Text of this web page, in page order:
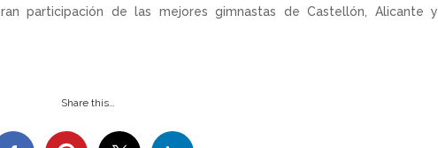
participación de las mejores gimnastas de Castellón, Alicante y
Share this…